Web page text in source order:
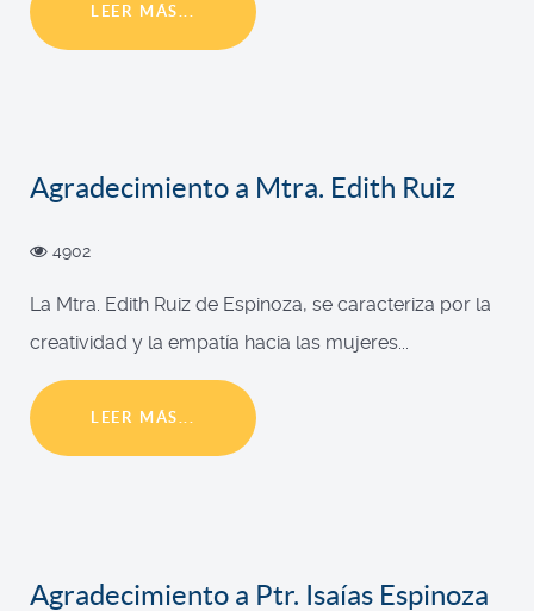
LEER MÁS...
Agradecimiento a Mtra. Edith Ruiz
4902
La Mtra. Edith Ruiz de Espinoza, se caracteriza por la
creatividad y la empatía hacia las mujeres...
LEER MÁS...
Agradecimiento a Ptr. Isaías Espinoza